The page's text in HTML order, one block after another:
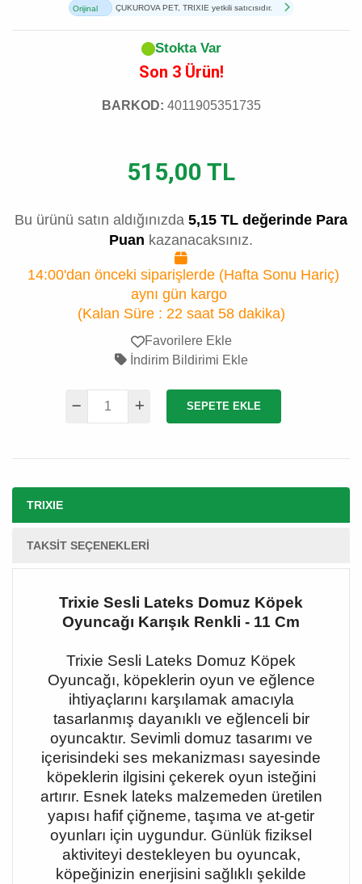
Orijinal
ÇUKUROVA PET, TRIXIE yetkili satıcısıdır.
Stokta Var
Son 3 Ürün!
BARKOD: 4011905351735
515,00 TL
Bu ürünü satın aldığınızda 5,15 TL değerinde Para
Puan kazanacaksınız.
14:00'dan önceki siparişlerde (Hafta Sonu Hariç)
aynı gün kargo
(Kalan Süre : 22 saat 58 dakika)
Favorilere Ekle
İndirim Bildirimi Ekle
SEPETE EKLE
TRIXIE
TAKSIT SEÇENEKLERI
Trixie Sesli Lateks Domuz Köpek
Oyuncağı Karışık Renkli - 11 Cm
Trixie Sesli Lateks Domuz Köpek
Oyuncağı, köpeklerin oyun ve eğlence
ihtiyaçlarını karşılamak amacıyla
tasarlanmış dayanıklı ve eğlenceli bir
oyuncaktır. Sevimli domuz tasarımı ve
içerisindeki ses mekanizması sayesinde
köpeklerin ilgisini çekerek oyun isteğini
artırır. Esnek lateks malzemeden üretilen
yapısı hafif çiğneme, taşıma ve at-getir
oyunları için uygundur. Günlük fiziksel
aktiviteyi destekleyen bu oyuncak,
köpeğinizin enerjisini sağlıklı şekilde